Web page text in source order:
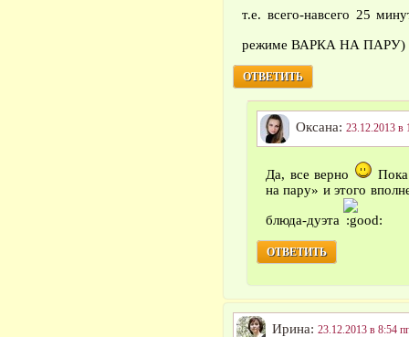
т.е. всего-навсего 25
режиме ВАРКА НА ПАРУ)
ОТВЕТИТЬ
Оксана: 23.12.2013 в
Да, все верно
на пару» и этого
блюда-дуэта
ОТВЕТИТЬ
Ирина: 23.12.2013 в 8:54